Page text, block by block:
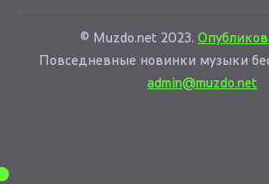
© Muzdo.net 2023.
Повседневные новинки музыки
admin@muzdo.net